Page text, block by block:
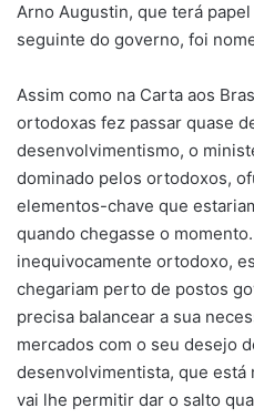
Arno Augustin, que terá
seguinte do governo, foi
Assim como na Carta aos
ortodoxas fez passar quase
desenvolvimentismo, o
dominado pelos ortodoxos,
elementos-chave que
quando chegasse o
inequivocamente ortodoxo,
chegariam perto de postos
precisa balancear a sua
mercados com o seu desejo
desenvolvimentista, que está
vai lhe permitir dar o salto